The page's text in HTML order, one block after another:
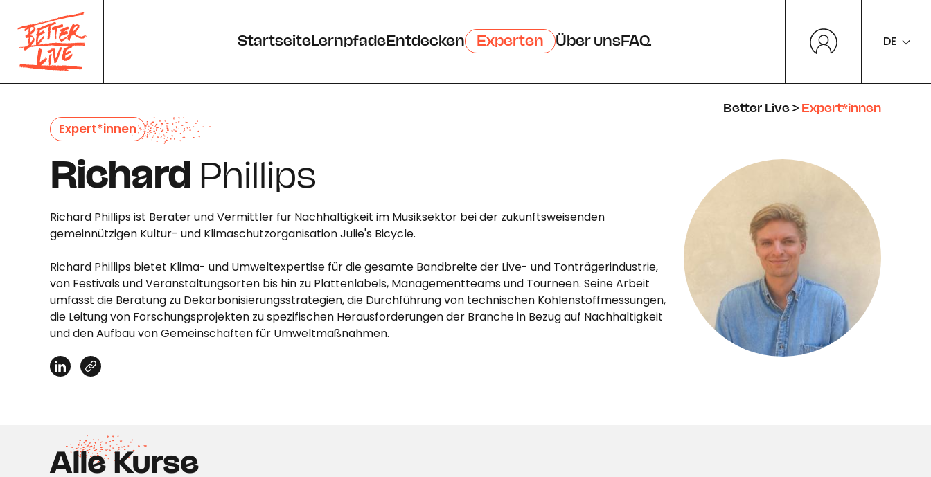
Startseite Lernpfade Entdecken Experten Über uns FAQ DE
Better Live > Expert*innen
Expert*innen
Richard Phillips
Richard Phillips ist Berater und Vermittler für Nachhaltigkeit im Musiksektor bei der zukunftsweisenden
gemeinnützigen Kultur- und Klimaschutzorganisation Julie's Bicycle.
Richard Phillips bietet Klima- und Umweltexpertise für die gesamte Bandbreite der Live- und Tonträgerindustrie,
von Festivals und Veranstaltungsorten bis hin zu Plattenlabels, Managementteams und Tourneen. Seine Arbeit
umfasst die Beratung zu Dekarbonisierungsstrategien, die Durchführung von technischen Kohlenstoffmessungen,
die Leitung von Forschungsprojekten zu spezifischen Herausforderungen der Branche in Bezug auf Nachhaltigkeit
und den Aufbau von Gemeinschaften für Umweltmaßnahmen.
Alle Kurse
Cookie-Einstellungen